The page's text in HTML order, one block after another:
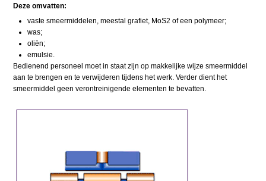
Deze omvatten:
vaste smeermiddelen, meestal grafiet, MoS2 of een polymeer;
was;
oliën;
emulsie.
Bedienend personeel moet in staat zijn op makkelijke wijze smeermiddel
aan te brengen en te verwijderen tijdens het werk. Verder dient het
smeermiddel geen verontreinigende elementen te bevatten.